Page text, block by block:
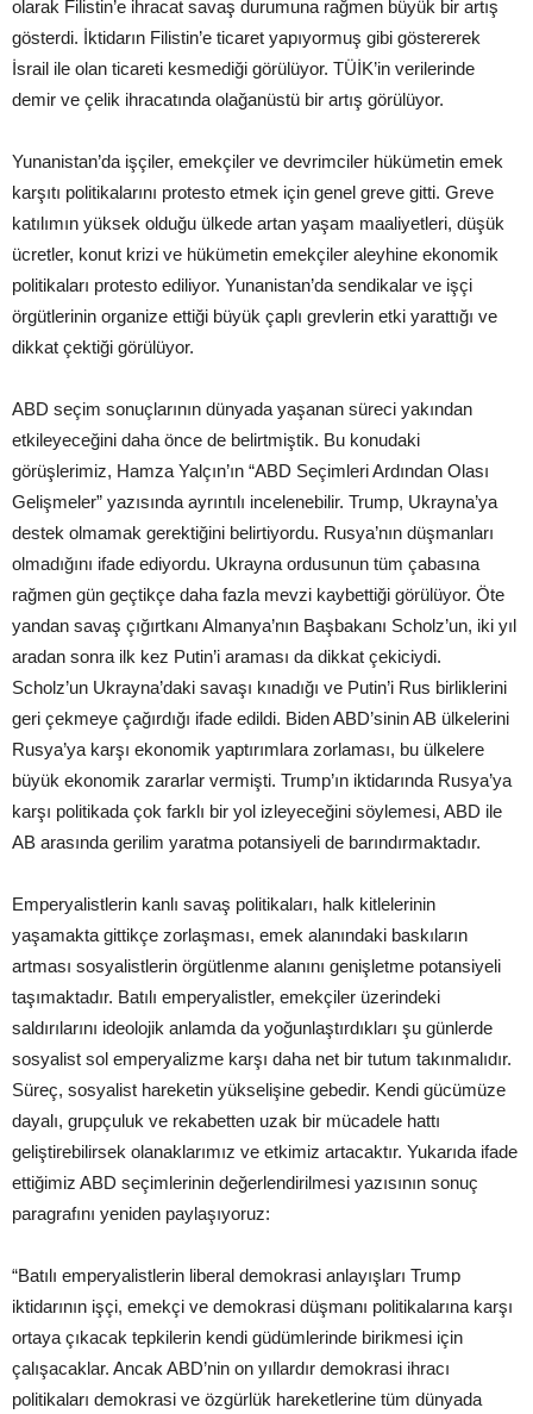
olarak Filistin’e ihracat savaş durumuna rağmen büyük bir artış
gösterdi. İktidarın Filistin’e ticaret yapıyormuş gibi göstererek
İsrail ile olan ticareti kesmediği görülüyor. TÜİK’in verilerinde
demir ve çelik ihracatında olağanüstü bir artış görülüyor.
Yunanistan’da işçiler, emekçiler ve devrimciler hükümetin emek
karşıtı politikalarını protesto etmek için genel greve gitti. Greve
katılımın yüksek olduğu ülkede artan yaşam maaliyetleri, düşük
ücretler, konut krizi ve hükümetin emekçiler aleyhine ekonomik
politikaları protesto ediliyor. Yunanistan’da sendikalar ve işçi
örgütlerinin organize ettiği büyük çaplı grevlerin etki yarattığı ve
dikkat çektiği görülüyor.
ABD seçim sonuçlarının dünyada yaşanan süreci yakından
etkileyeceğini daha önce de belirtmiştik. Bu konudaki
görüşlerimiz, Hamza Yalçın’ın “ABD Seçimleri Ardından Olası
Gelişmeler” yazısında ayrıntılı incelenebilir. Trump, Ukrayna’ya
destek olmamak gerektiğini belirtiyordu. Rusya’nın düşmanları
olmadığını ifade ediyordu. Ukrayna ordusunun tüm çabasına
rağmen gün geçtikçe daha fazla mevzi kaybettiği görülüyor. Öte
yandan savaş çığırtkanı Almanya’nın Başbakanı Scholz’un, iki yıl
aradan sonra ilk kez Putin’i araması da dikkat çekiciydi.
Scholz’un Ukrayna’daki savaşı kınadığı ve Putin’i Rus birliklerini
geri çekmeye çağırdığı ifade edildi. Biden ABD’sinin AB ülkelerini
Rusya’ya karşı ekonomik yaptırımlara zorlaması, bu ülkelere
büyük ekonomik zararlar vermişti. Trump’ın iktidarında Rusya’ya
karşı politikada çok farklı bir yol izleyeceğini söylemesi, ABD ile
AB arasında gerilim yaratma potansiyeli de barındırmaktadır.
Emperyalistlerin kanlı savaş politikaları, halk kitlelerinin
yaşamakta gittikçe zorlaşması, emek alanındaki baskıların
artması sosyalistlerin örgütlenme alanını genişletme potansiyeli
taşımaktadır. Batılı emperyalistler, emekçiler üzerindeki
saldırılarını ideolojik anlamda da yoğunlaştırdıkları şu günlerde
sosyalist sol emperyalizme karşı daha net bir tutum takınmalıdır.
Süreç, sosyalist hareketin yükselişine gebedir. Kendi gücümüze
dayalı, grupçuluk ve rekabetten uzak bir mücadele hattı
geliştirebilirsek olanaklarımız ve etkimiz artacaktır. Yukarıda ifade
ettiğimiz ABD seçimlerinin değerlendirilmesi yazısının sonuç
paragrafını yeniden paylaşıyoruz:
“Batılı emperyalistlerin liberal demokrasi anlayışları Trump
iktidarının işçi, emekçi ve demokrasi düşmanı politikalarına karşı
ortaya çıkacak tepkilerin kendi güdümlerinde birikmesi için
çalışacaklar. Ancak ABD’nin on yıllardır demokrasi ihracı
politikaları demokrasi ve özgürlük hareketlerine tüm dünyada